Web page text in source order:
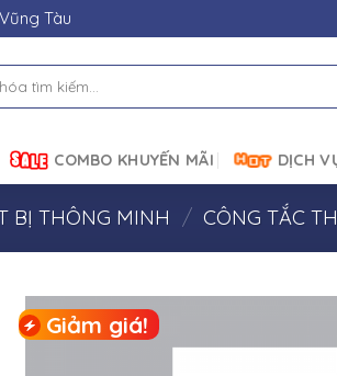
Tàu
COMBO KHUYẾN MÃI DỊCH
BỊ THÔNG MINH / CÔNG TẮC
Giảm giá!